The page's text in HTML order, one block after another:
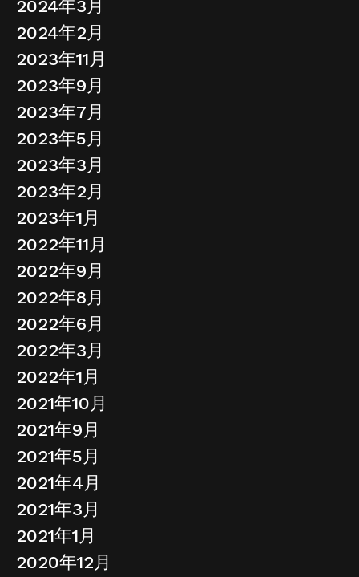
2024年3月
2024年2月
2023年11月
2023年9月
2023年7月
2023年5月
2023年3月
2023年2月
2023年1月
2022年11月
2022年9月
2022年8月
2022年6月
2022年3月
2022年1月
2021年10月
2021年9月
2021年5月
2021年4月
2021年3月
2021年1月
2020年12月